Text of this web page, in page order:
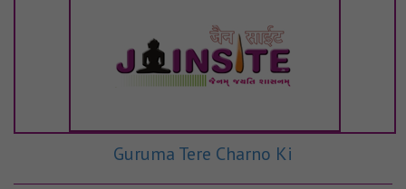
Guruma Tere Charno Ki